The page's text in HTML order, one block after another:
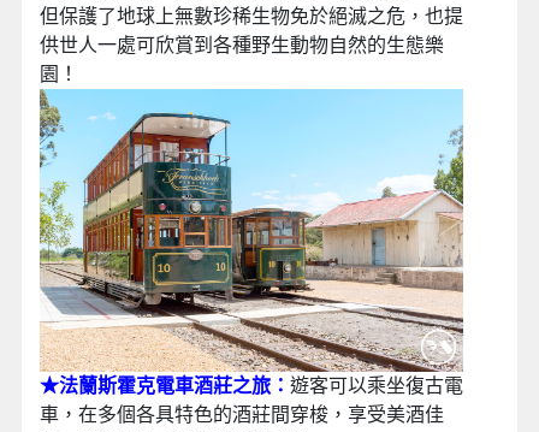
但保護了地球上無數珍稀生物免於絕滅之危，也提
供世人一處可欣賞到各種野生動物自然的生態樂
園！
★法蘭斯霍克電車酒莊之旅： 遊客可以乘坐復古電
車，在多個各具特色的酒莊間穿梭，享受美酒佳